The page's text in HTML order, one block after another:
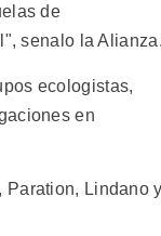
de
senalo la
ecologistas,
en
Paration, Lindano